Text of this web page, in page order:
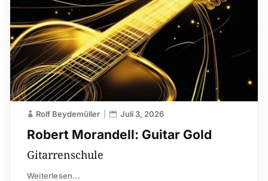
Robert Morandell: Guitar Gold
Rolf Beydemüller Juli 3, 2026
Gitarrenschule
Weiterlesen...